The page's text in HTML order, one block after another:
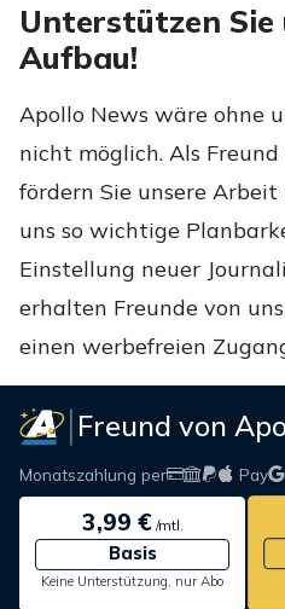
Unterstützen Sie
Aufbau!
Apollo News wäre ohne
nicht möglich. Als
fördern Sie unsere
uns so wichtige
Einstellung neuer
erhalten Freunde von
einen werbefreien
Freund von
Monatszahlung per Pay
3,99 €/mtl.
Basis
Keine Unterstützung, nur Abo